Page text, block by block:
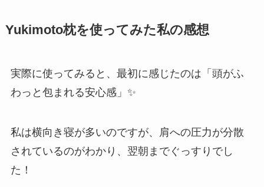
Yukimoto枕を使ってみた私の感想
実際に使ってみると、最初に感じたのは「頭がふ
わっと包まれる安心感」✨
私は横向き寝が多いのですが、肩への圧力が分散
されているのがわかり、翌朝までぐっすりでし
た！